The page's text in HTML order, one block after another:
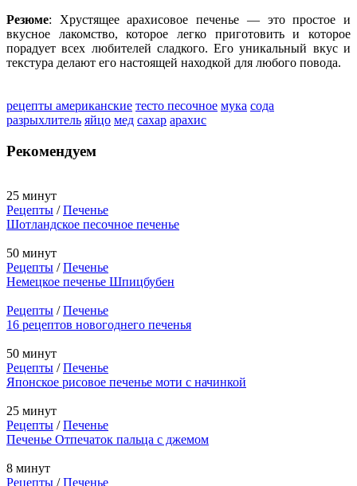
Резюме: Хрустящее арахисовое печенье — это простое и
вкусное лакомство, которое легко приготовить и которое
порадует всех любителей сладкого. Его уникальный вкус и
текстура делают его настоящей находкой для любого повода.
рецепты американские тесто песочное мука сода
разрыхлитель яйцо мед сахар арахис
Рекомендуем
25 минут
Рецепты /Печенье
Шотландское песочное печенье
50 минут
Рецепты /Печенье
Немецкое печенье Шпицбубен
Рецепты /Печенье
16 рецептов новогоднего печенья
50 минут
Рецепты /Печенье
Японское рисовое печенье моти с начинкой
25 минут
Рецепты /Печенье
Печенье Отпечаток пальца с джемом
8 минут
Рецепты /Печенье